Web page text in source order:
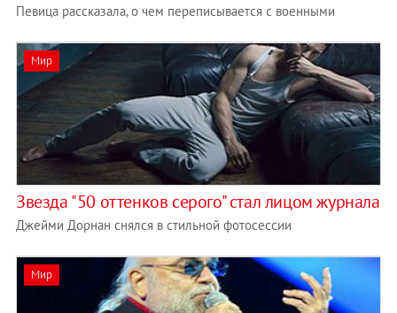
Певица рассказала, о чем переписывается с военными
Мир
Звезда "50 оттенков серого" стал лицом журнала
Джейми Дорнан снялся в стильной фотосессии
Мир